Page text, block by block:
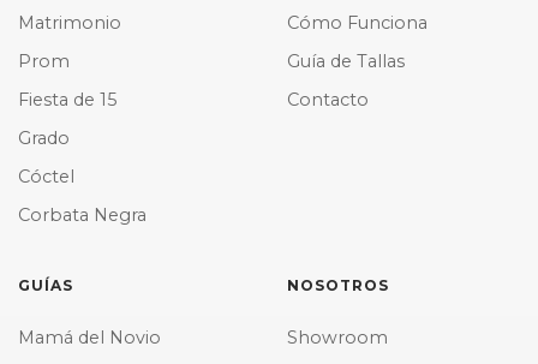
Matrimonio
Prom
Fiesta de 15
Grado
Cóctel
Corbata Negra
Cómo Funciona
Guía de Tallas
Contacto
GUÍAS
Mamá del Novio
NOSOTROS
Showroom